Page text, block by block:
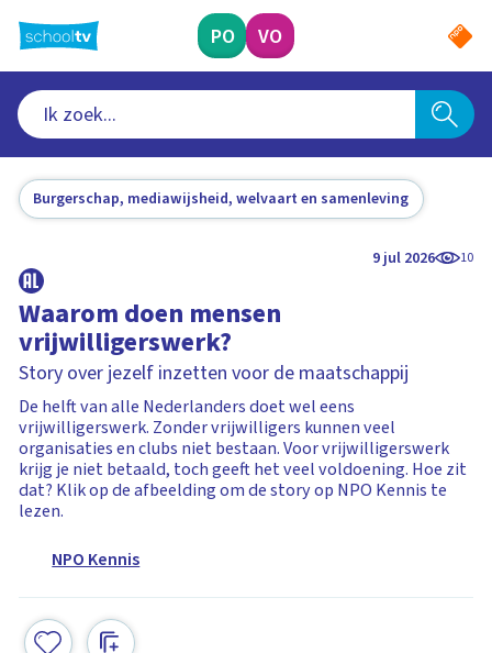
naar
hoofdinhoud
PO VO
Burgerschap, mediawijsheid, welvaart en samenleving
9 jul 2026 10
Waarom doen mensen
vrijwilligerswerk?
Story over jezelf inzetten voor de maatschappij
De helft van alle Nederlanders doet wel eens
vrijwilligerswerk. Zonder vrijwilligers kunnen veel
organisaties en clubs niet bestaan. Voor vrijwilligerswerk
krijg je niet betaald, toch geeft het veel voldoening. Hoe zit
dat? Klik op de afbeelding om de story op NPO Kennis te
lezen.
NPO Kennis